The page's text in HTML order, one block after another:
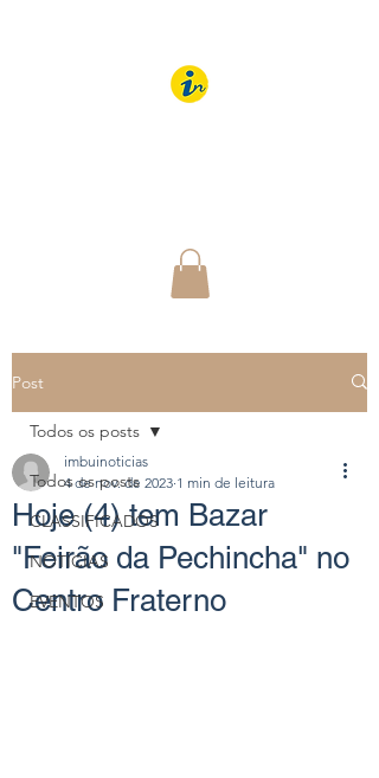
Post
Todos os posts
CLASSIFICADOS
NOTÍCIAS
EVENTOS
Todos os posts
Hoje (4) tem Bazar
"Feirão da Pechincha" no
Centro Fraterno
imbuinoticias
4 de nov. de 2023 1 min de leitura